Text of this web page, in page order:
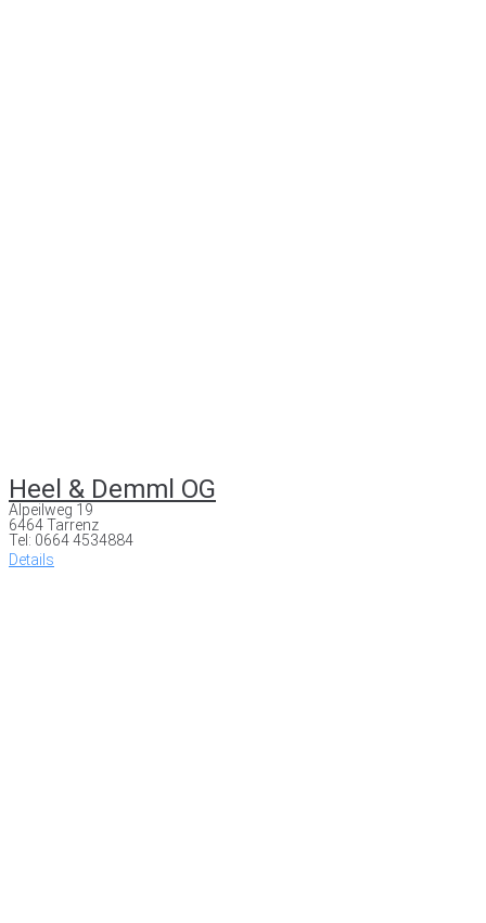
Heel & Demml OG
Alpeilweg 19
6464 Tarrenz
Tel: 0664 4534884
Details